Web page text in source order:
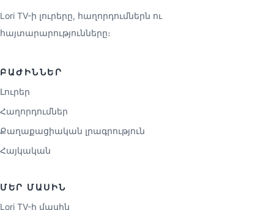
Lori TV-ի լուրերը, հաղորդումներն ու
հայտարարությունները։
ԲԱԺԻՆՆԵՐ
Լուրեր
Հաղորդումներ
Քաղաքացիական լրագրություն
Հայկական
ՄԵՐ ՄԱՍԻՆ
Lori TV-ի մասին